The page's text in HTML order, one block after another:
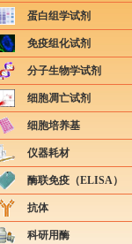
蛋白组学试剂
免疫组化试剂
分子生物学试剂
细胞凋亡试剂
细胞培养基
仪器耗材
酶联免疫（ELISA）
抗体
科研用酶